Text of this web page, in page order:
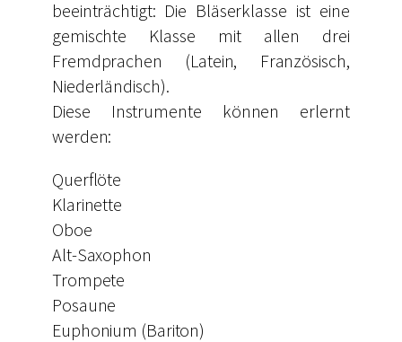
beeinträchtigt: Die Bläserklasse ist eine
gemischte Klasse mit allen drei
Fremdprachen (Latein, Französisch,
Niederländisch).
Diese Instrumente können erlernt
werden:
Querflöte
Klarinette
Oboe
Alt-Saxophon
Trompete
Posaune
Euphonium (Bariton)